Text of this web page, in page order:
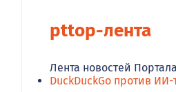
pttop-лента
Лента новостей
DuckDuckGo против ИИ-